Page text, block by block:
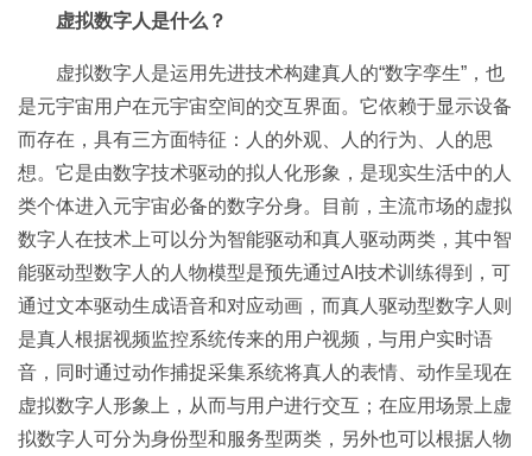
虚拟数字人是什么？
虚拟数字人是运用先进技术构建真人的“数字孪生”，也
是元宇宙用户在元宇宙空间的交互界面。它依赖于显示设备
而存在，具有三方面特征：人的外观、人的行为、人的思
想。它是由数字技术驱动的拟人化形象，是现实生活中的人
类个体进入元宇宙必备的数字分身。目前，主流市场的虚拟
数字人在技术上可以分为智能驱动和真人驱动两类，其中智
能驱动型数字人的人物模型是预先通过AI技术训练得到，可
通过文本驱动生成语音和对应动画，而真人驱动型数字人则
是真人根据视频监控系统传来的用户视频，与用户实时语
音，同时通过动作捕捉采集系统将真人的表情、动作呈现在
虚拟数字人形象上，从而与用户进行交互；在应用场景上虚
拟数字人可分为身份型和服务型两类，另外也可以根据人物